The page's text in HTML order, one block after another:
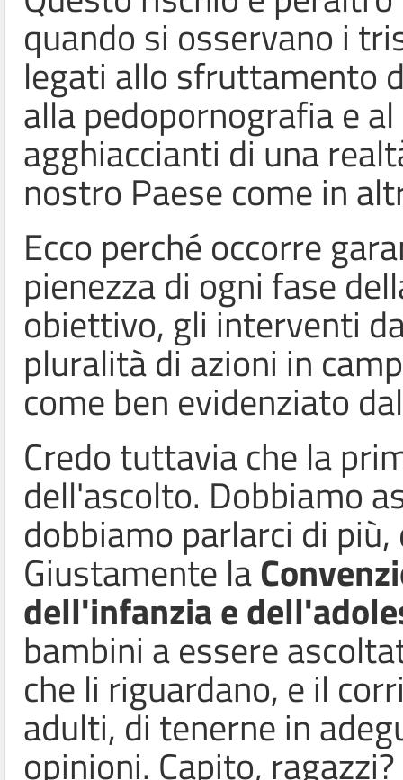
quando si osservano i
legati allo sfruttamento
alla pedopornografia e
agghiaccianti di una
nostro Paese come in
Ecco perché occorre
pienezza di ogni fase
obiettivo, gli interventi
pluralità di azioni in
come ben evidenziato
Credo tuttavia che la
dell'ascolto. Dobbiamo
dobbiamo parlarci di
Giustamente la
dell'infanzia e
bambini a essere
che li riguardano, e il
adulti, di tenerne in
opinioni. Capito,